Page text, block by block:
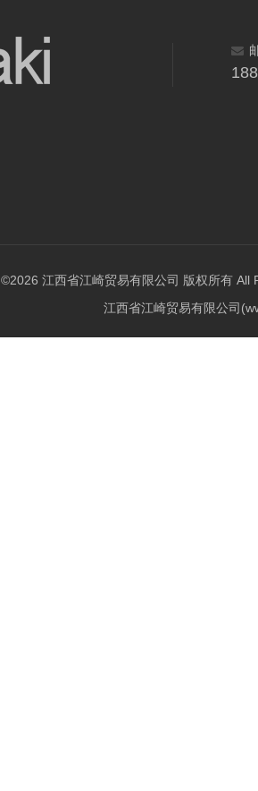
©2026 江西省江崎贸易有限公司 版权所有 All
江西省江崎贸易有限公司